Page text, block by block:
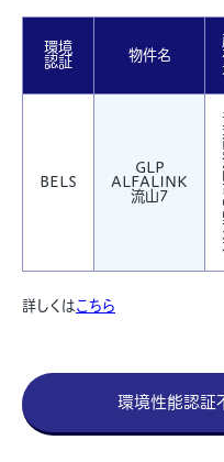
環境
認証 物件名
BELS
GLP
ALFALINK
流山7
詳しくはこちら
環境性能認証